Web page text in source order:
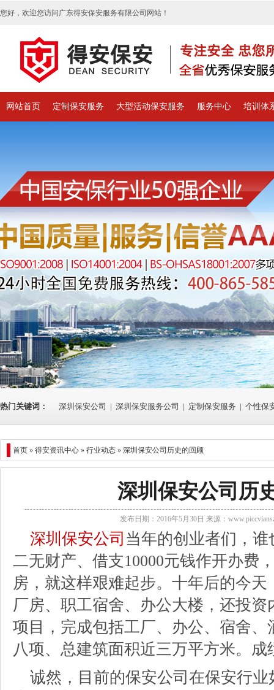
您好，欢迎您访问广东得安保安服务有限公司网站！
网站首页 定制保安服务 大型活动保安服务 服务中心 培训体
热门关键词： 深圳保安公司 | 深圳保安服务公司 | 定制保安服务 | 个性保
首页 » 得安资讯中心 » 行业动态 » 深圳保安公司历史的回顾
深圳保安公司历
发布日期：2016年5月30日 来源：
深圳保安公司 当年的创业者们，
二无财产、借支10000元钱作开办费
房，就这样艰难起步。十年后的今
厂房、职工宿舍、办公大楼，还投
项目，完成包括工厂、办公、宿舍
八项、总建筑面积近三万平方米。成
诚然，目前的保安公司在保安行